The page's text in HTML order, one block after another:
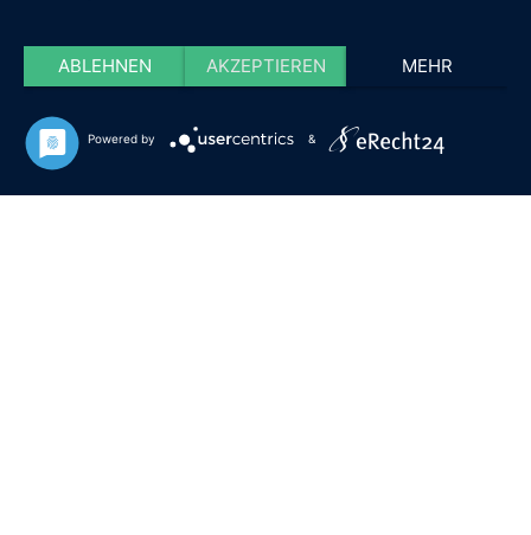
ABLEHNEN AKZEPTIEREN MEHR
Powered by &